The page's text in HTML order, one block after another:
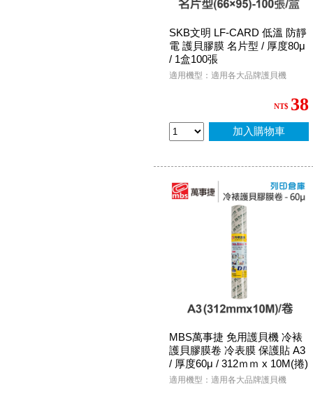
SKB文明 LF-CARD 低溫 防靜
電 護貝膠膜 名片型 / 厚度80μ
/ 1盒100張
適用機型：適用各大品牌護貝機
NT$ 38
加入購物車
MBS萬事捷 免用護貝機 冷裱
護貝膠膜卷 冷表膜 保護貼 A3
/ 厚度60μ / 312ｍｍ x 10M(捲)
適用機型：適用各大品牌護貝機